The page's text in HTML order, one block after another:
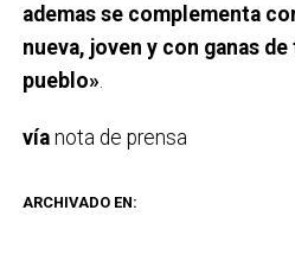
ademas se complementa
nueva, joven y con ganas de
pueblo»
vía nota de prensa
ARCHIVADO EN: